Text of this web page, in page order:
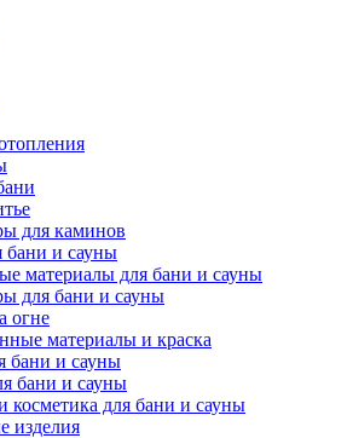
для каминов
бани и сауны
материалы для бани и сауны
для бани и сауны
огне
материалы и краска
бани и сауны
бани и сауны
косметика для бани и сауны
изделия